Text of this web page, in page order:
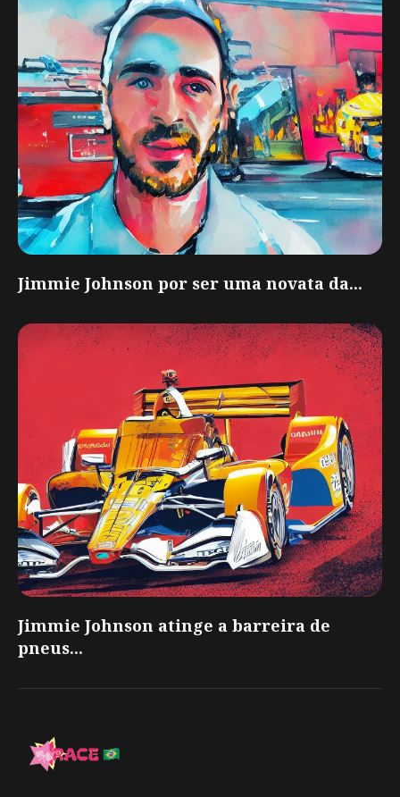
Jimmie Johnson por ser uma novata da...
Jimmie Johnson atinge a barreira de
pneus...